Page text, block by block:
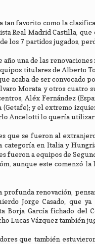
tan favorito como la
Real Madrid Castilla,
de los 7 partidos jugados,
una de las
titulares de Alberto
acaba de ser convocado
Morata y otros cuatro
Aléx Fernández
(Getafe); y el extremo
Ancelotti lo quería
que se fueron al
categoría en Italia y
fueron a equipos de
aunque este comenzó
renovación,
Jorge Casado, que
Borja García fichado del
Lucas Vázquez también
que también